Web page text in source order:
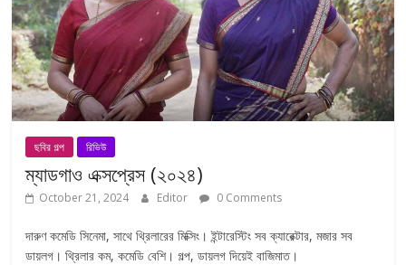
ছবির গল্প রিভিউ
ম্যাডগাও এক্সপ্রেস (২০২৪)
October 21, 2024 Editor 0 Comments
দারুণ কমেডি সিনেমা, সাথে থ্রিলারের মিক্সিং। ইন্টারেস্টিং সব ক্যারেক্টার, মজার সব
ডায়লগ। থ্রিলার কম, কমেডি বেশি। গল্প, ডায়লগ দিয়েই বাজিমাত।